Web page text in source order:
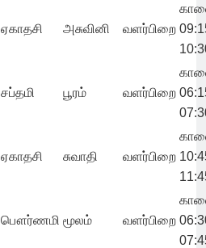
ஏகாதசி அசுவினி வளர்பிறை
சப்தமி பூரம் வளர்பிறை
ஏகாதசி சுவாதி வளர்பிறை
பௌர்ணமி மூலம் வளர்பிறை